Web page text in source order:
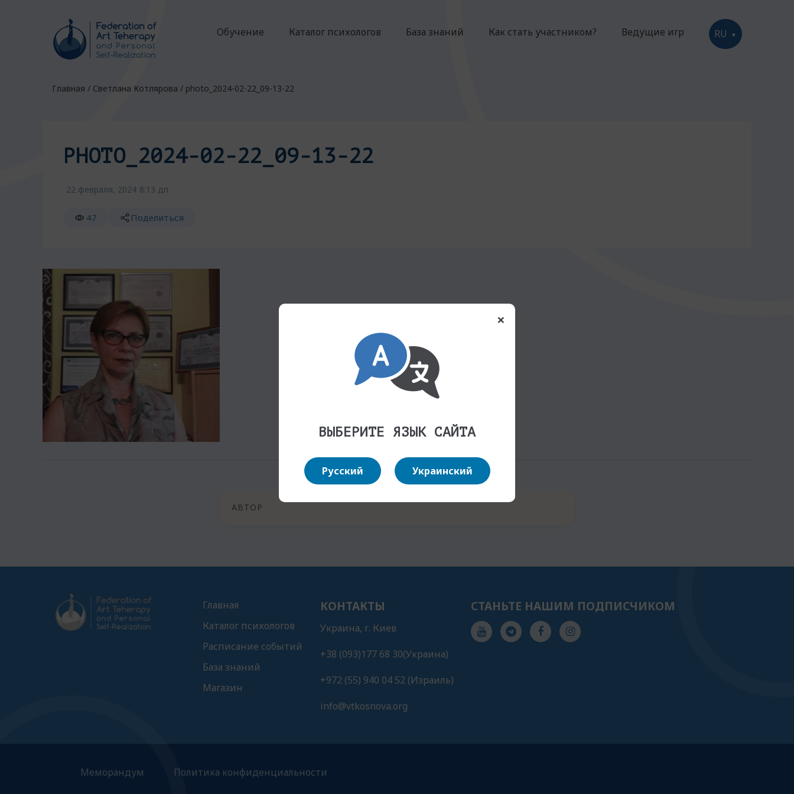
Обучение Каталог психологов База знаний Как стать участником? Ведущие игр RU
Главная / Светлана Котлярова / photo_2024-02-22_09-13-22
PHOTO_2024-02-22_09-13-22
22 февраля, 2024 8:13 дп
47 Поделиться
АВТОР
Главная
Каталог психологов
Расписание событий
База знаний
Магазин
КОНТАКТЫ
Украина, г. Киев
+38 (093)177 68 30(Украина)
+972 (55) 940 04 52 (Израиль)
info@vtkosnova.org
СТАНЬТЕ НАШИМ ПОДПИСЧИКОМ
Меморандум Политика конфиденциальности
×
ВЫБЕРИТЕ ЯЗЫК САЙТА
Русский Украинский